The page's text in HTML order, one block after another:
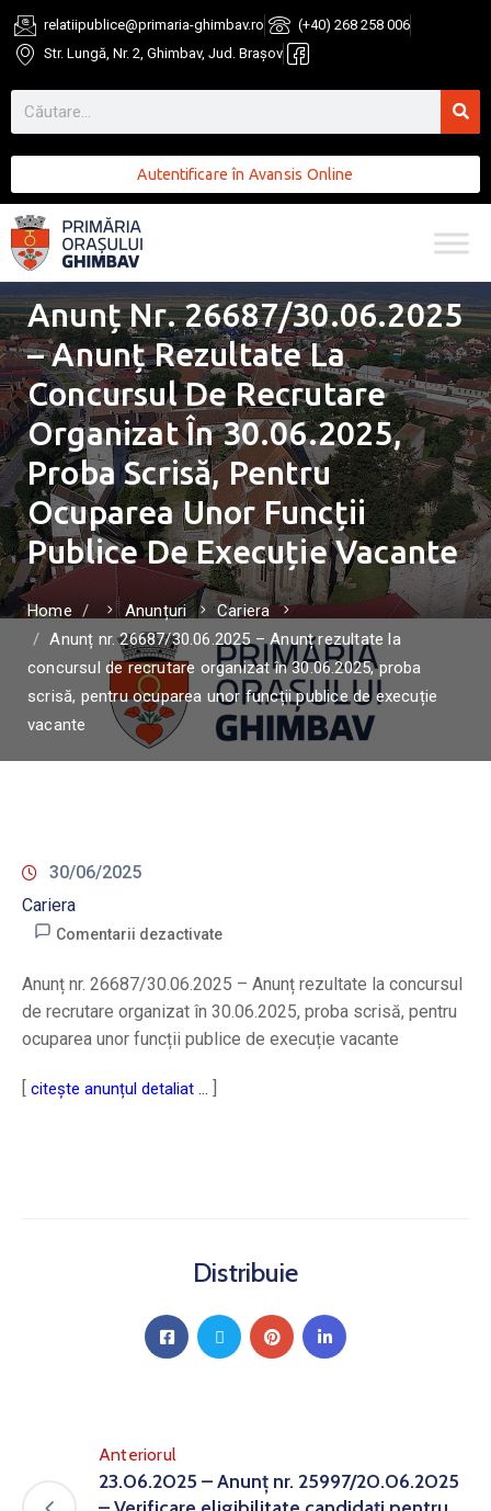
relatiipublice@primaria-ghimbav.ro
(+40) 268 258 006
Str. Lungă, Nr. 2, Ghimbav, Jud. Brașov
Autentificare în Avansis Online
Anunț Nr. 26687/30.06.2025
– Anunț Rezultate La
Concursul De Recrutare
Organizat În 30.06.2025,
Proba Scrisă, Pentru
Ocuparea Unor Funcții
Publice De Execuție Vacante
Home Anunțuri
Cariera
Anunț nr. 26687/30.06.2025 – Anunț rezultate la
concursul de recrutare organizat în 30.06.2025, proba
scrisă, pentru ocuparea unor funcții publice de execuție
vacante
30/06/2025
Cariera
Comentarii dezactivate
Anunț nr. 26687/30.06.2025 – Anunț rezultate la concursul
de recrutare organizat în 30.06.2025, proba scrisă, pentru
ocuparea unor funcții publice de execuție vacante
[ citește anunțul detaliat … ]
Distribuie
Anteriorul
23.06.2025 – Anunț nr. 25997/20.06.2025